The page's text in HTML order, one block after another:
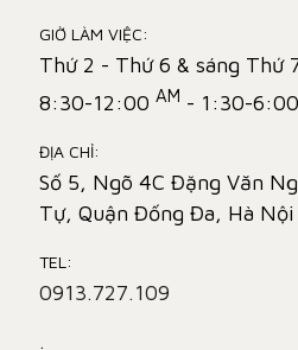
GIỜ LÀM VIỆC:
Thứ 2 - Thứ 6 & sáng Thứ
8:30-12:00 AM - 1:30-6:00
ĐỊA CHỈ:
Số 5, Ngõ 4C Đặng Văn
Tự, Quận Đống Đa, Hà Nội
TEL:
0913.727.109
.